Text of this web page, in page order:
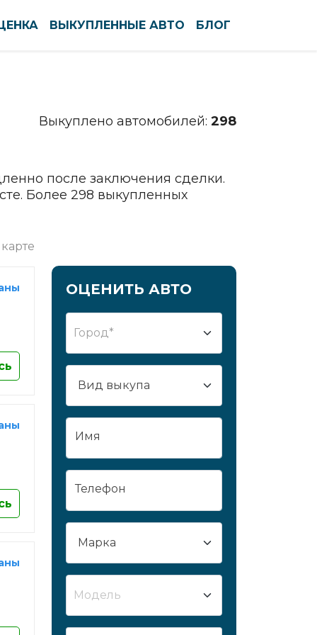
Сергиев Посад
Симферополь
Ставрополь
Старый Оскол
Стерлитамак
Сургут
Сызрань
Сыктывкар
Тамбов
Тверь
Тобольск
Тула
Тюмень
Улан-Удэ
Усть-Лабинск
ВЫКУПЛЕННЫЕ АВТО БЛОГ
Выкуплено автомобилей: 298
после заключения сделки.
Более 298 выкупленных
ОЦЕНИТЬ АВТО
Город*
Имя
Телефон
Модель